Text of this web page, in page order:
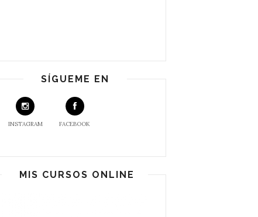
SÍGUEME EN
INSTAGRAM FACEBOOK
MIS CURSOS ONLINE